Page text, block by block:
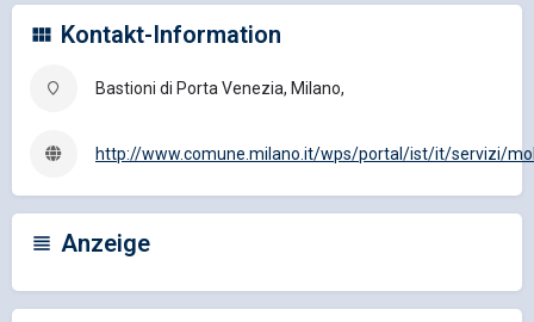
Kontakt-Information
Bastioni di Porta Venezia, Milano,
http://www.comune.milano.it/wps/portal/ist/it/servizi/
Anzeige